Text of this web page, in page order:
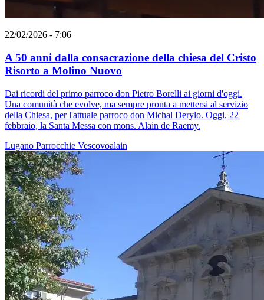
22/02/2026 - 7:06
A 50 anni dalla consacrazione della chiesa del Cristo
Risorto a Molino Nuovo
Dai ricordi del primo parroco don Pietro Borelli ai giorni d'oggi.
Una comunità che evolve, ma sempre pronta a mettersi al servizio
della Chiesa, per l'attuale parroco don Michal Derylo. Oggi, 22
febbraio, la Santa Messa con mons. Alain de Raemy.
Lugano Parrocchie Vescovoalain